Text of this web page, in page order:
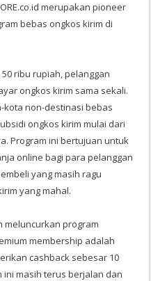
merupakan pioneer
bebas ongkos kirim di
ribu rupiah, pelanggan
ongkos kirim sama sekali.
kota non-destinasi bebas
ongkos kirim mulai dari
Program ini bertujuan untuk
online bagi para pelanggan
yang masih ragu
yang mahal.
meluncurkan program
membership adalah
cashback sebesar 10
masih terus berjalan dan